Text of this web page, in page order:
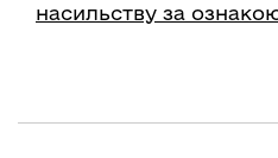
насильству за